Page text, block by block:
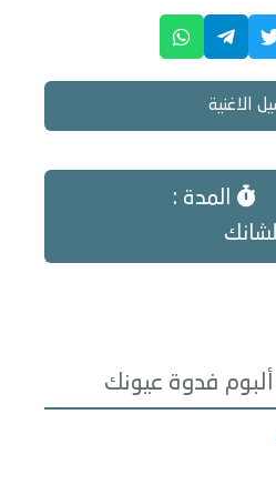
الاغنية
المدة :
فدوة عيونك